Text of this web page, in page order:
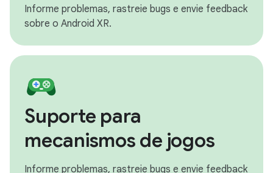
Informe problemas, rastreie bugs e envie feedback
sobre o Android XR.
Suporte para
mecanismos de jogos
Informe problemas, rastreie bugs e envie feedback